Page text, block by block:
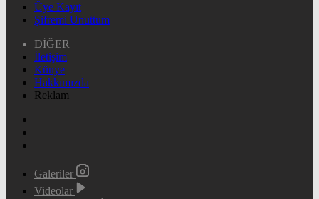
Üye Kayıt
Şifremi Unuttum
DİĞER
İletişim
Künye
Hakkımızda
Reklam
Galeriler
Videolar